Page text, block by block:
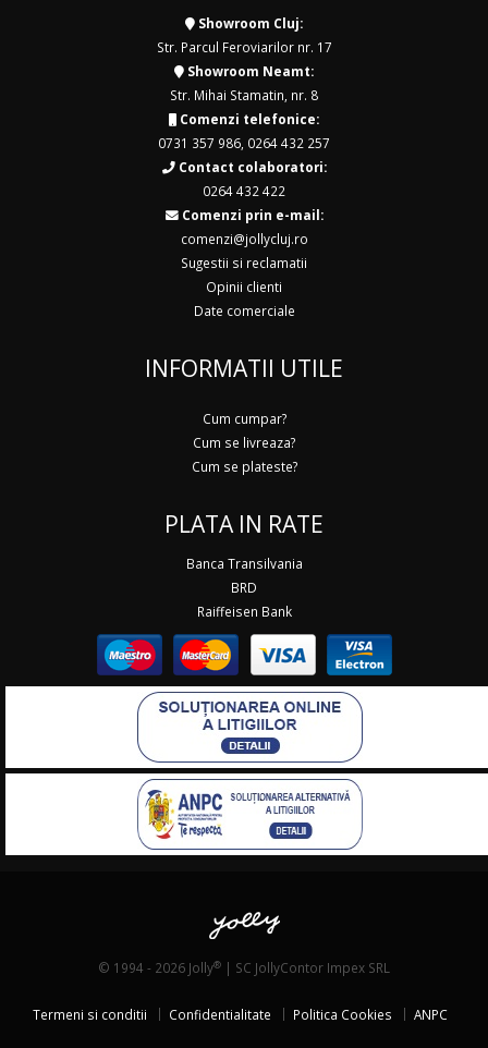
Showroom Cluj:
Str. Parcul Feroviarilor nr. 17
Showroom Neamt:
Str. Mihai Stamatin, nr. 8
Comenzi telefonice:
0731 357 986 0264 432 257
Contact colaboratori:
0264 432 422
Comenzi prin e-mail:
comenzi@jollycluj.ro
Sugestii si reclamatii
Opinii clienti
Date comerciale
INFORMATII UTILE
Cum cumpar?
Cum se livreaza?
Cum se plateste?
PLATA IN RATE
Banca Transilvania
BRD
Raiffeisen Bank
© 1994 - 2026 Jolly® | SC JollyContor Impex SRL
Termeni si conditii Confidentialitate Politica Cookies ANPC